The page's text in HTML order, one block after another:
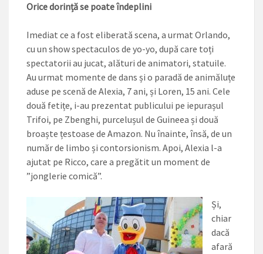
Orice dorință se poate îndeplini
Imediat ce a fost eliberată scena, a urmat Orlando,
cu un show spectaculos de yo-yo, după care toți
spectatorii au jucat, alături de animatori, statuile.
Au urmat momente de dans și o paradă de animăluțe
aduse pe scenă de ­Alexia, 7 ani, și Loren, 15 ani. Cele
două fetițe, i-au prezentat publicului pe iepurașul
Trifoi, pe Zbenghi, purce­lușul de Guineea și două
broaște țestoase de Amazon. Nu înainte, însă, de un
număr de limbo și contorsionism. Apoi, Alexia l-a
ajutat pe Ricco, care a pregătit un moment de
”jonglerie comică”.
Și,
chiar
dacă
afară